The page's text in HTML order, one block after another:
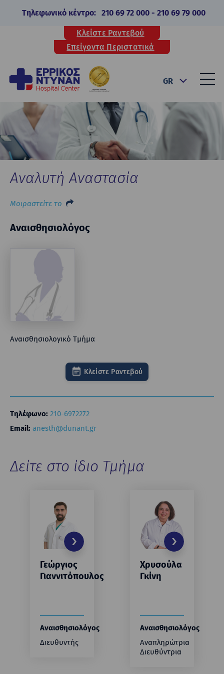
Τηλεφωνικό κέντρο: 210 69 72 000- 210 69 79 000
Κλείστε Ραντεβού
Επείγοντα Περιστατικά
GR
Αναλυτή Αναστασία
Μοιραστείτε το
Αναισθησιολόγος
Αναισθησιολογικό Τμήμα
Κλείστε Ραντεβού
Τηλέφωνο: 210-6972272
Email: anesth@dunant.gr
Δείτε στο ίδιο Τμήμα
Γεώργιος
Γιαννιτόπουλος
Αναισθησιολόγος
Διευθυντής
Χρυσούλα
Γκίνη
Αναισθησιολόγος
Αναπληρώτρια
Διευθύντρια